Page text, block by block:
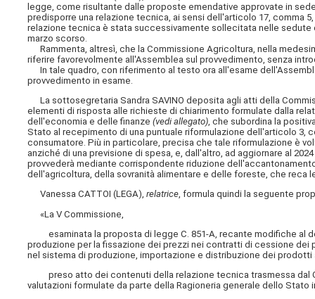
legge, come risultante dalle proposte emendative approvate in
predisporre una relazione tecnica, ai sensi dell'articolo 17, comma
relazione tecnica è stata successivamente sollecitata nelle sedute
marzo scorso.
Rammenta, altresì, che la Commissione Agricoltura, nella
riferire favorevolmente all'Assemblea sul provvedimento, senza
In tale quadro, con riferimento al testo ora all'esame
provvedimento in esame.
La sottosegretaria Sandra SAVINO deposita agli atti della
elementi di risposta alle richieste di chiarimento formulate dalla
dell'economia e delle finanze(vedi allegato), che subordina la
Stato al recepimento di una puntuale riformulazione dell'articolo
consumatore. Più in particolare, precisa che tale riformulazione è
anziché di una previsione di spesa, e, dall'altro, ad aggiornare al
provvederà mediante corrispondente riduzione
dell'agricoltura, della sovranità alimentare e delle foreste, che reca
Vanessa CATTOI (LEGA),relatrice, formula quindi la seguente
«La V Commissione,
esaminata la proposta di legge C. 851-A, recante modifiche al
produzione per la fissazione dei prezzi nei contratti di cessione
nel sistema di produzione, importazione e distribuzione dei prodotti
preso atto dei contenuti della relazione tecnica trasmessa dal
valutazioni formulate da parte della Ragioneria generale dello